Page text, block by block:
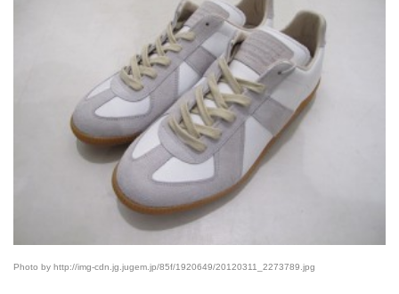
Photo by http://img-cdn.jg.jugem.jp/85f/1920649/20120311_2273789.jpg